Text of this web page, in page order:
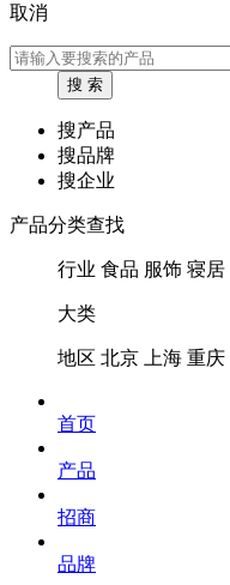
取消
搜产品
搜品牌
搜企业
产品分类查找
行业 食品 服饰 寝居
大类
地区 北京 上海 重庆
首页
产品
招商
品牌